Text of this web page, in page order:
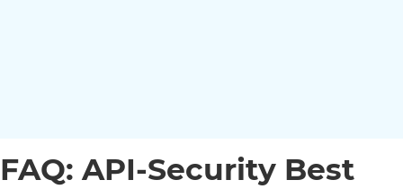
FAQ: API-Security Best